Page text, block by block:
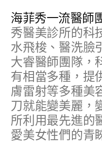
海菲秀一流醫師
秀醫美診所的科
水飛梭、醫洗臉
大睿醫師團隊，
有相當多種，提
膚雷射等多種美
刀就能變美麗，
所利用最先進的
愛美女性們的青